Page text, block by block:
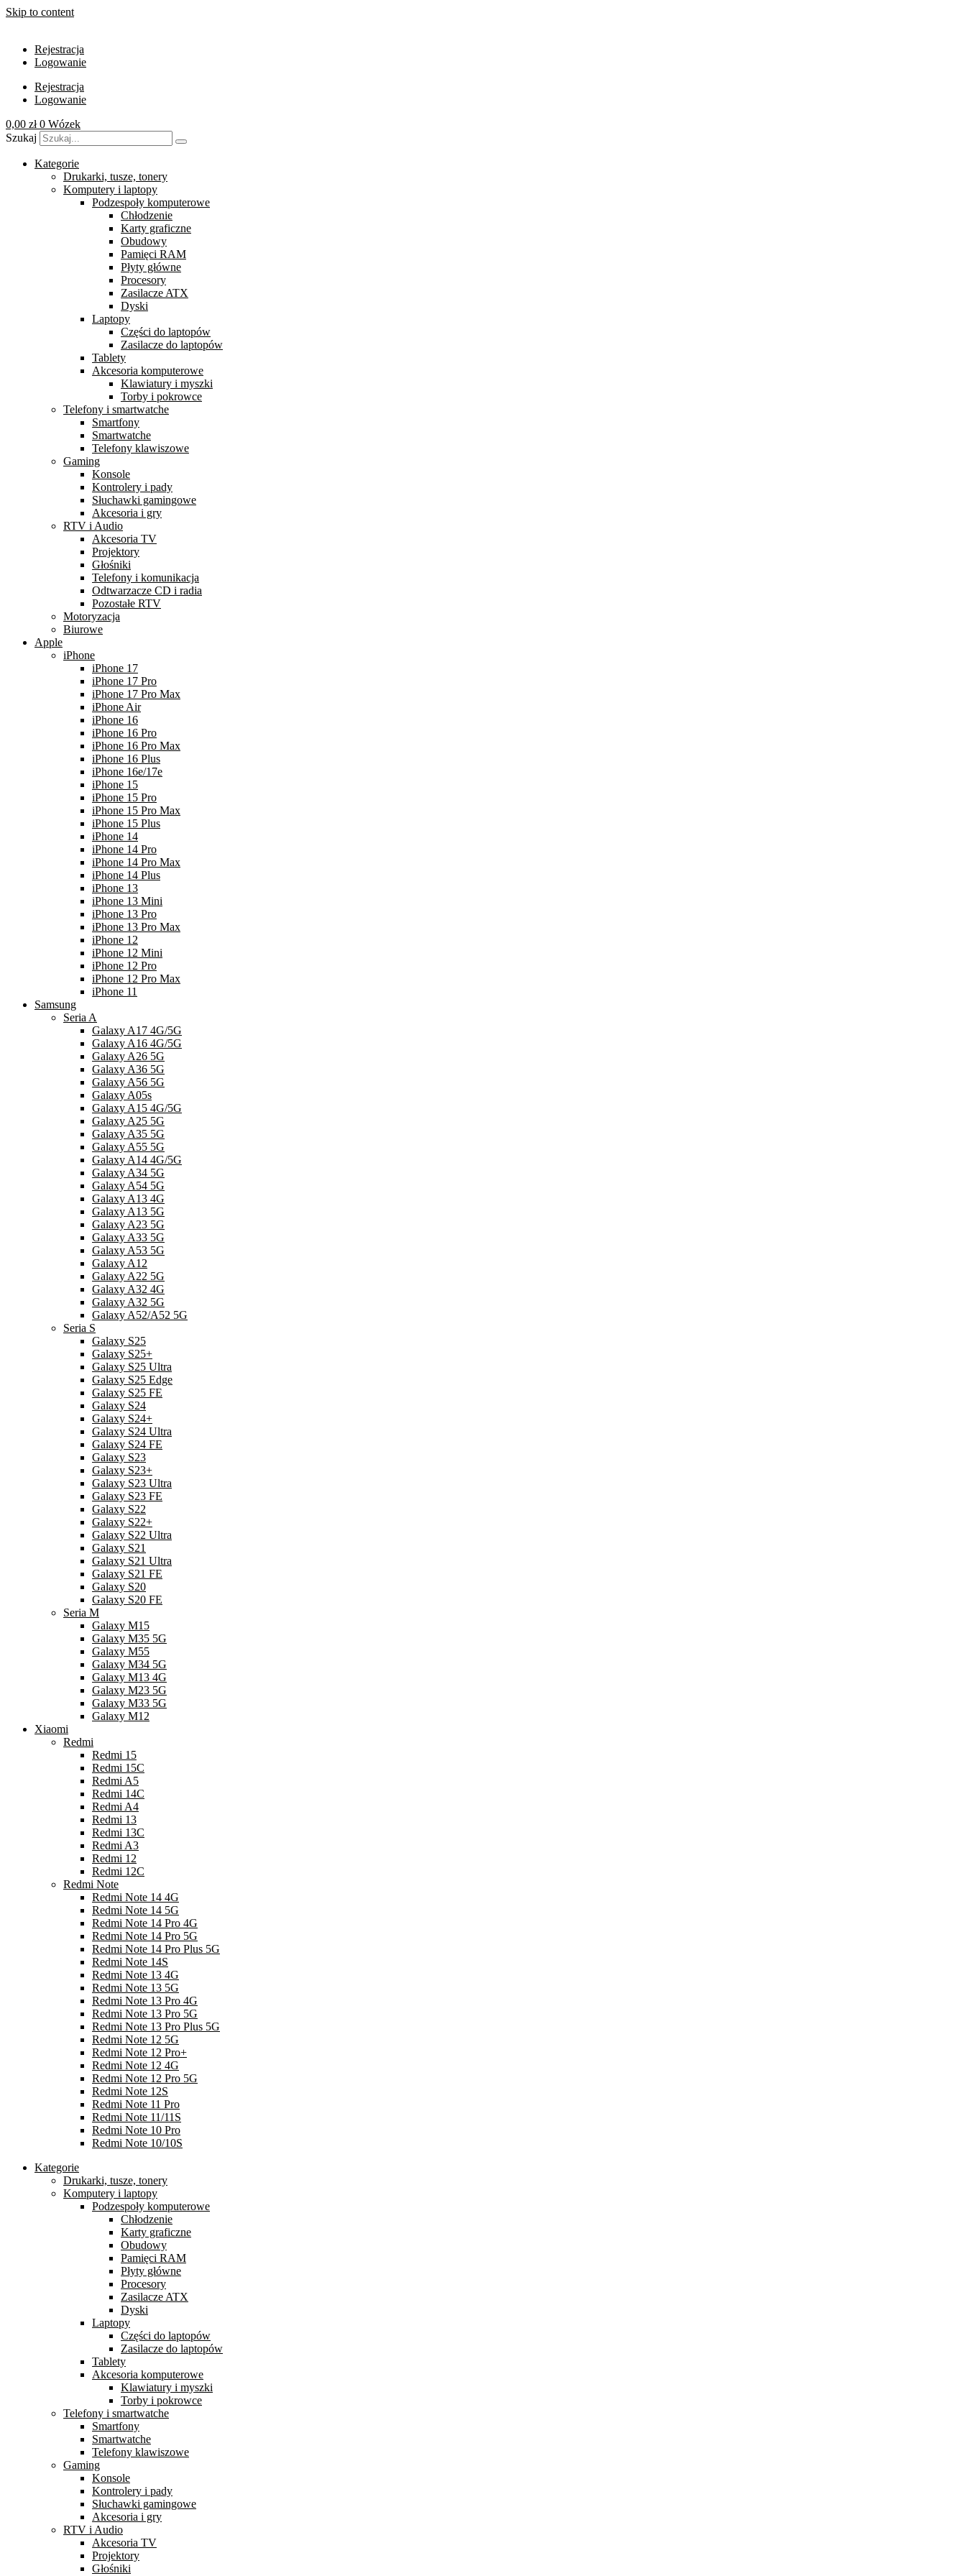
Skip to content
Rejestracja
Logowanie
Rejestracja
Logowanie
0,00 zł 0 Wózek
Szukaj
Kategorie
Drukarki, tusze, tonery
Komputery i laptopy
Podzespoły komputerowe
Chłodzenie
Karty graficzne
Obudowy
Pamięci RAM
Płyty główne
Procesory
Zasilacze ATX
Dyski
Laptopy
Części do laptopów
Zasilacze do laptopów
Tablety
Akcesoria komputerowe
Klawiatury i myszki
Torby i pokrowce
Telefony i smartwatche
Smartfony
Smartwatche
Telefony klawiszowe
Gaming
Konsole
Kontrolery i pady
Słuchawki gamingowe
Akcesoria i gry
RTV i Audio
Akcesoria TV
Projektory
Głośniki
Telefony i komunikacja
Odtwarzacze CD i radia
Pozostałe RTV
Motoryzacja
Biurowe
Apple
iPhone
iPhone 17
iPhone 17 Pro
iPhone 17 Pro Max
iPhone Air
iPhone 16
iPhone 16 Pro
iPhone 16 Pro Max
iPhone 16 Plus
iPhone 16e/17e
iPhone 15
iPhone 15 Pro
iPhone 15 Pro Max
iPhone 15 Plus
iPhone 14
iPhone 14 Pro
iPhone 14 Pro Max
iPhone 14 Plus
iPhone 13
iPhone 13 Mini
iPhone 13 Pro
iPhone 13 Pro Max
iPhone 12
iPhone 12 Mini
iPhone 12 Pro
iPhone 12 Pro Max
iPhone 11
Samsung
Seria A
Galaxy A17 4G/5G
Galaxy A16 4G/5G
Galaxy A26 5G
Galaxy A36 5G
Galaxy A56 5G
Galaxy A05s
Galaxy A15 4G/5G
Galaxy A25 5G
Galaxy A35 5G
Galaxy A55 5G
Galaxy A14 4G/5G
Galaxy A34 5G
Galaxy A54 5G
Galaxy A13 4G
Galaxy A13 5G
Galaxy A23 5G
Galaxy A33 5G
Galaxy A53 5G
Galaxy A12
Galaxy A22 5G
Galaxy A32 4G
Galaxy A32 5G
Galaxy A52/A52 5G
Seria S
Galaxy S25
Galaxy S25+
Galaxy S25 Ultra
Galaxy S25 Edge
Galaxy S25 FE
Galaxy S24
Galaxy S24+
Galaxy S24 Ultra
Galaxy S24 FE
Galaxy S23
Galaxy S23+
Galaxy S23 Ultra
Galaxy S23 FE
Galaxy S22
Galaxy S22+
Galaxy S22 Ultra
Galaxy S21
Galaxy S21 Ultra
Galaxy S21 FE
Galaxy S20
Galaxy S20 FE
Seria M
Galaxy M15
Galaxy M35 5G
Galaxy M55
Galaxy M34 5G
Galaxy M13 4G
Galaxy M23 5G
Galaxy M33 5G
Galaxy M12
Xiaomi
Redmi
Redmi 15
Redmi 15C
Redmi A5
Redmi 14C
Redmi A4
Redmi 13
Redmi 13C
Redmi A3
Redmi 12
Redmi 12C
Redmi Note
Redmi Note 14 4G
Redmi Note 14 5G
Redmi Note 14 Pro 4G
Redmi Note 14 Pro 5G
Redmi Note 14 Pro Plus 5G
Redmi Note 14S
Redmi Note 13 4G
Redmi Note 13 5G
Redmi Note 13 Pro 4G
Redmi Note 13 Pro 5G
Redmi Note 13 Pro Plus 5G
Redmi Note 12 5G
Redmi Note 12 Pro+
Redmi Note 12 4G
Redmi Note 12 Pro 5G
Redmi Note 12S
Redmi Note 11 Pro
Redmi Note 11/11S
Redmi Note 10 Pro
Redmi Note 10/10S
Kategorie
Drukarki, tusze, tonery
Komputery i laptopy
Podzespoły komputerowe
Chłodzenie
Karty graficzne
Obudowy
Pamięci RAM
Płyty główne
Procesory
Zasilacze ATX
Dyski
Laptopy
Części do laptopów
Zasilacze do laptopów
Tablety
Akcesoria komputerowe
Klawiatury i myszki
Torby i pokrowce
Telefony i smartwatche
Smartfony
Smartwatche
Telefony klawiszowe
Gaming
Konsole
Kontrolery i pady
Słuchawki gamingowe
Akcesoria i gry
RTV i Audio
Akcesoria TV
Projektory
Głośniki